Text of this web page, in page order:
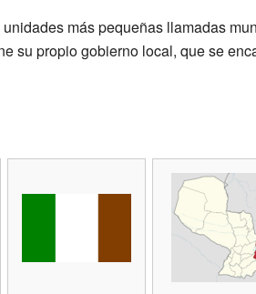
más pequeñas llamadas
su propio gobierno local, que se